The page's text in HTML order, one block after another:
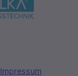
Impressum